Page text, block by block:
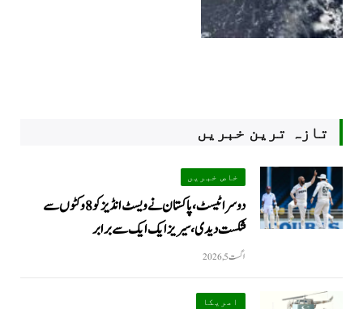
تازہ ترین خبریں
خاص خبریں
دوسرا ٹیسٹ، پاکستان نے ویسٹ انڈیز کو 8 وکٹوں سے
شکست دیدی، سیریز ایک ایک سے برابر
اگست 5, 2026
امریکا